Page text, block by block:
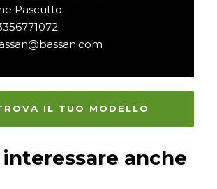
Pascutto
IL TUO MODELLO
anche